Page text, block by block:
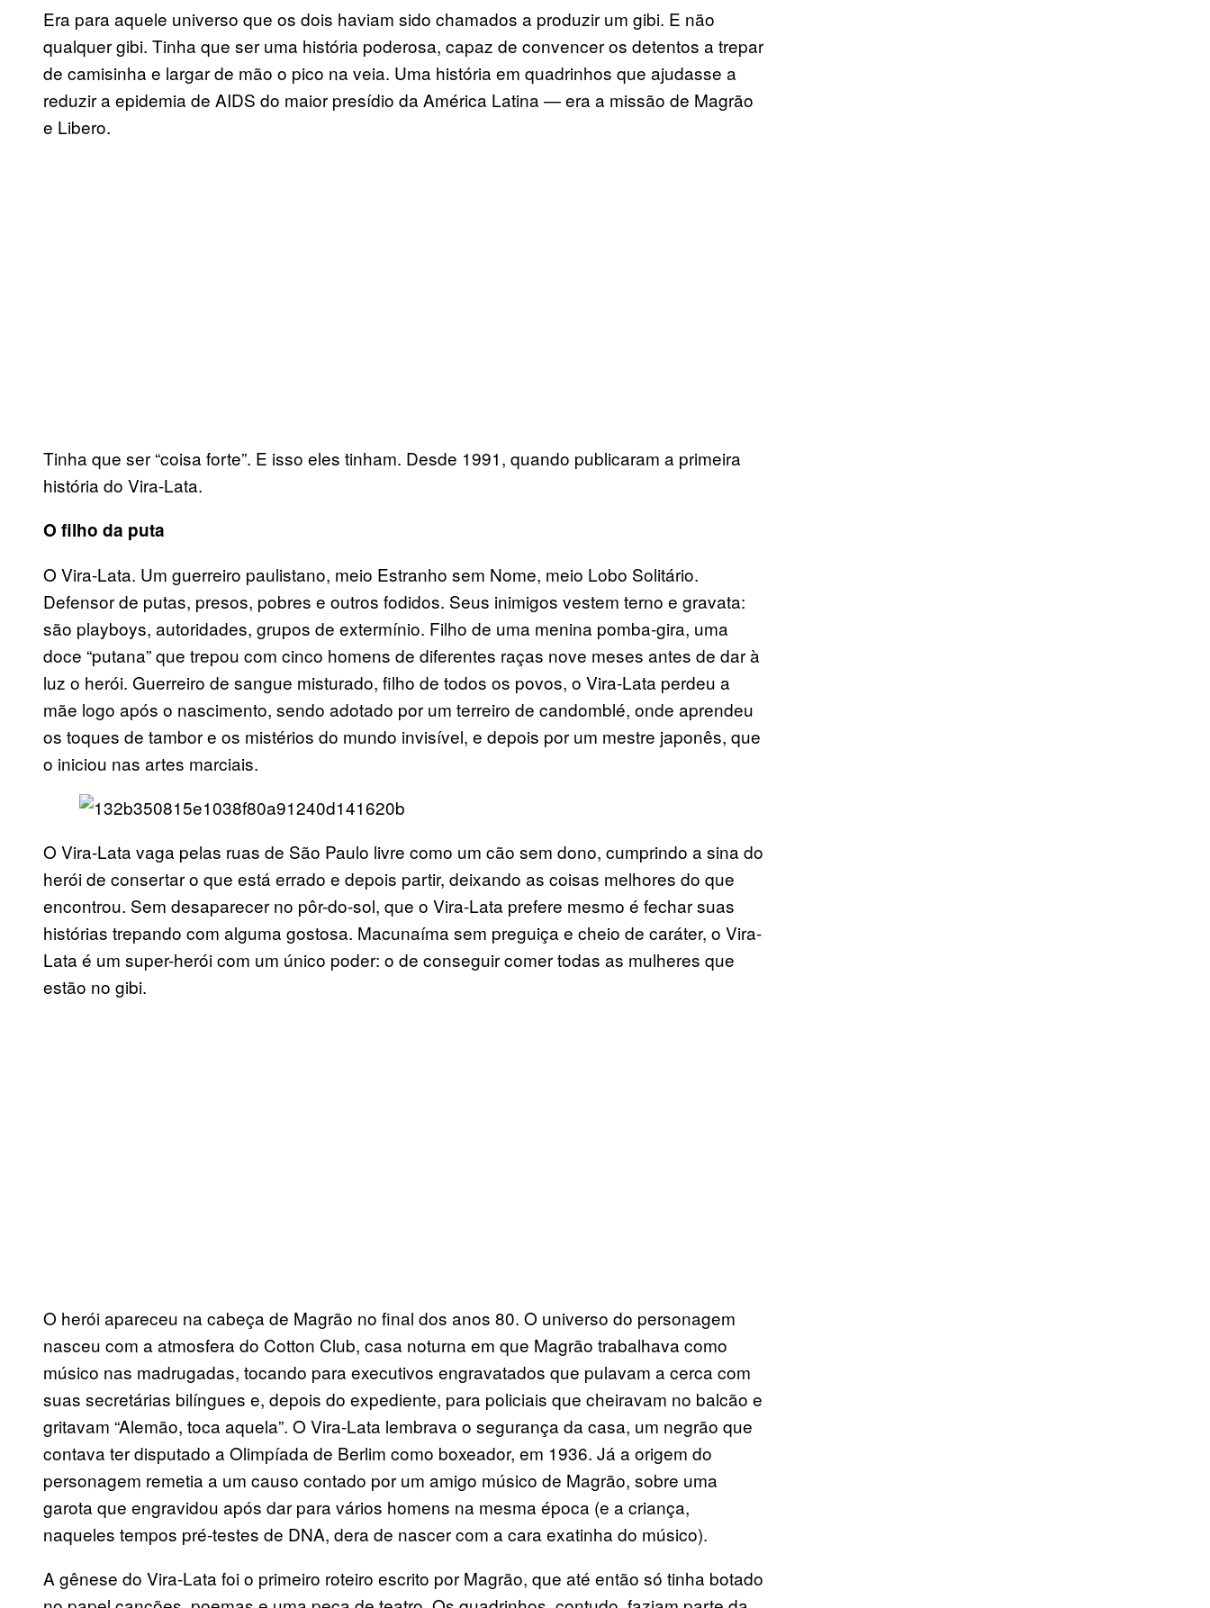
Era para aquele universo que os dois haviam sido chamados a produzir um gibi. E não
qualquer gibi. Tinha que ser uma história poderosa, capaz de convencer os detentos a trepar
de camisinha e largar de mão o pico na veia. Uma história em quadrinhos que ajudasse a
reduzir a epidemia de AIDS do maior presídio da América Latina — era a missão de Magrão
e Libero.
Tinha que ser “coisa forte”. E isso eles tinham. Desde 1991, quando publicaram a primeira
história do Vira-Lata.
O filho da puta
O Vira-Lata. Um guerreiro paulistano, meio Estranho sem Nome, meio Lobo Solitário.
Defensor de putas, presos, pobres e outros fodidos. Seus inimigos vestem terno e gravata:
são playboys, autoridades, grupos de extermínio. Filho de uma menina pomba-gira, uma
doce “putana” que trepou com cinco homens de diferentes raças nove meses antes de dar à
luz o herói. Guerreiro de sangue misturado, filho de todos os povos, o Vira-Lata perdeu a
mãe logo após o nascimento, sendo adotado por um terreiro de candomblé, onde aprendeu
os toques de tambor e os mistérios do mundo invisível, e depois por um mestre japonês, que
o iniciou nas artes marciais.
O Vira-Lata vaga pelas ruas de São Paulo livre como um cão sem dono, cumprindo a sina do
herói de consertar o que está errado e depois partir, deixando as coisas melhores do que
encontrou. Sem desaparecer no pôr-do-sol, que o Vira-Lata prefere mesmo é fechar suas
histórias trepando com alguma gostosa. Macunaíma sem preguiça e cheio de caráter, o Vira-
Lata é um super-herói com um único poder: o de conseguir comer todas as mulheres que
estão no gibi.
O herói apareceu na cabeça de Magrão no final dos anos 80. O universo do personagem
nasceu com a atmosfera do Cotton Club, casa noturna em que Magrão trabalhava como
músico nas madrugadas, tocando para executivos engravatados que pulavam a cerca com
suas secretárias bilíngues e, depois do expediente, para policiais que cheiravam no balcão e
gritavam “Alemão, toca aquela”. O Vira-Lata lembrava o segurança da casa, um negrão que
contava ter disputado a Olimpíada de Berlim como boxeador, em 1936. Já a origem do
personagem remetia a um causo contado por um amigo músico de Magrão, sobre uma
garota que engravidou após dar para vários homens na mesma época (e a criança,
naqueles tempos pré-testes de DNA, dera de nascer com a cara exatinha do músico).
A gênese do Vira-Lata foi o primeiro roteiro escrito por Magrão, que até então só tinha botado